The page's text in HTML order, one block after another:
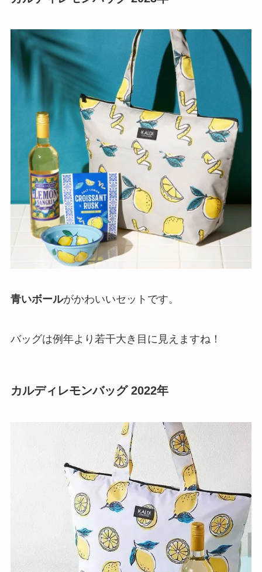
青いボールがかわいいセットです。
バッグは例年より若干大き目に見えますね！
カルディレモンバッグ 2022年